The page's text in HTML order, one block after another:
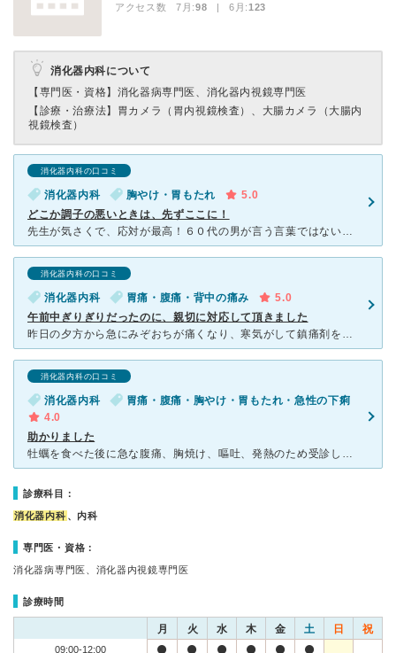
アクセス数 7月:98 | 6月:123
消化器内科について
【専門医・資格】 消化器病専門医、消化器内視鏡専門医
【診療・治療法】 胃カメラ（胃内視鏡検査）、大腸カメラ（大腸内
視鏡検査）
消化器内科の口コミ
消化器内科 胸やけ・胃もたれ
5.0
どこか調子の悪いときは、先ずここに！
先生が気さくで、応対が最高！６０代の男が言う言葉ではないが、先生大好き！ とにかく、泌尿器系かな、いや循環器系かな、いやガンかな、どこであろうが先ずここの先生に診てもらう。胃カメラの技術も最高！他の
消化器内科の口コミ
消化器内科 胃痛・腹痛・背中の痛み
5.0
午前中ぎりぎりだったのに、親切に対応して頂きました
昨日の夕方から急にみぞおちが痛くなり、寒気がして鎮痛剤を飲みました。痛みは治まりましたが、朝になり、また痛みが出たので、口コミを見てきました。ＪＲタワービル内のオフィスプラザは脳神経外科でかかっている
消化器内科の口コミ
消化器内科
胃痛・腹痛・胸やけ・胃もたれ・急性の下痢
4.0
助かりました
牡蠣を食べた後に急な腹痛、胸焼け、嘔吐、発熱のため受診しました。特に胸焼け、吐き気がひどく、いてもたってもいられない状態でした。一時は気持ち悪すぎて動けなくなり、救急車も考えましたが、なんとかタクシー
診療科目：
消化器内科 、内科
専門医・資格：
消化器病専門医、消化器内視鏡専門医
診療時間
月 火 水 木 金 土 日 祝
09:00-12:00